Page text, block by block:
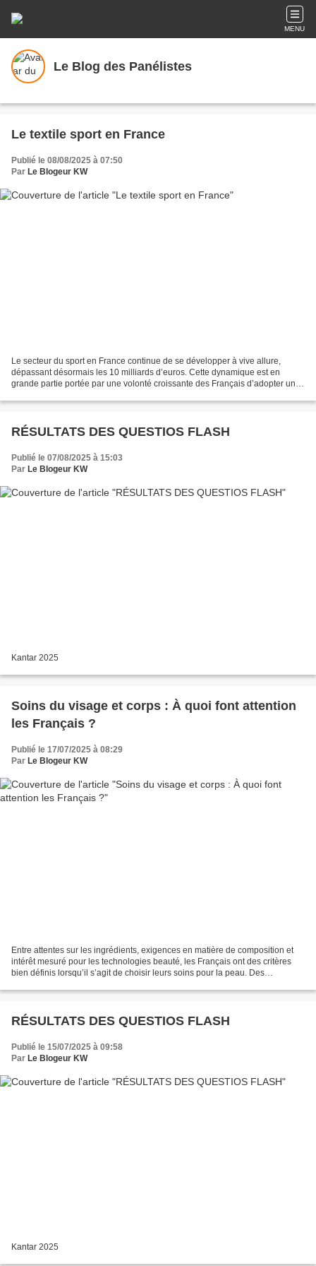
MENU
Le Blog des Panélistes
Le textile sport en France
Publié le 08/08/2025 à 07:50
Par Le Blogeur KW
Le secteur du sport en France continue de se développer à vive allure,
dépassant désormais les 10 milliards d’euros. Cette dynamique est en
grande partie portée par une volonté croissante des Français d’adopter une
RÉSULTATS DES QUESTIOS FLASH
Publié le 07/08/2025 à 15:03
Par Le Blogeur KW
Kantar 2025
Soins du visage et corps : À quoi font attention
les Français ?
Publié le 17/07/2025 à 08:29
Par Le Blogeur KW
Entre attentes sur les ingrédients, exigences en matière de composition et
intérêt mesuré pour les technologies beauté, les Français ont des critères
bien définis lorsqu’il s’agit de choisir leurs soins pour la peau. Des
RÉSULTATS DES QUESTIOS FLASH
Publié le 15/07/2025 à 09:58
Par Le Blogeur KW
Kantar 2025